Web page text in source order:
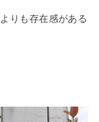
りも存在感がある